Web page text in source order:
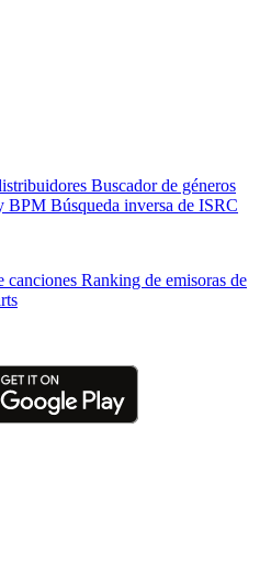
Buscador de géneros
BPM Búsqueda inversa de ISRC
canciones Ranking de emisoras de